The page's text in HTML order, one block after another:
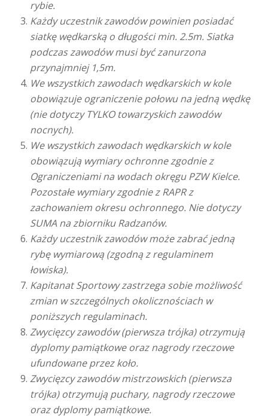
rybie.
Każdy uczestnik zawodów powinien posiadać
siatkę wędkarską o długości min. 2.5m. Siatka
podczas zawodów musi być zanurzona
przynajmniej 1,5m.
We wszystkich zawodach wędkarskich w kole
obowiązuje ograniczenie połowu na jedną wędkę
(nie dotyczy TYLKO towarzyskich zawodów
nocnych).
We wszystkich zawodach wędkarskich w kole
obowiązują wymiary ochronne zgodnie z
Ograniczeniami na wodach okręgu PZW Kielce.
Pozostałe wymiary zgodnie z RAPR z
zachowaniem okresu ochronnego. Nie dotyczy
SUMA na zbiorniku Radzanów.
Każdy uczestnik zawodów może zabrać jedną
rybę wymiarową (zgodną z regulaminem
łowiska).
Kapitanat Sportowy zastrzega sobie możliwość
zmian w szczególnych okolicznościach w
poniższych regulaminach.
Zwycięzcy zawodów (pierwsza trójka) otrzymują
dyplomy pamiątkowe oraz nagrody rzeczowe
ufundowane przez koło.
Zwycięzcy zawodów mistrzowskich (pierwsza
trójka) otrzymują puchary, nagrody rzeczowe
oraz dyplomy pamiątkowe.